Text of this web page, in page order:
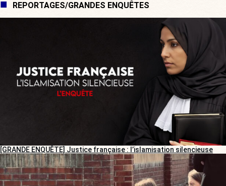
REPORTAGES/GRANDES ENQUÊTES
[GRANDE ENQUÊTE] Justice française : l’islamisation silencieuse